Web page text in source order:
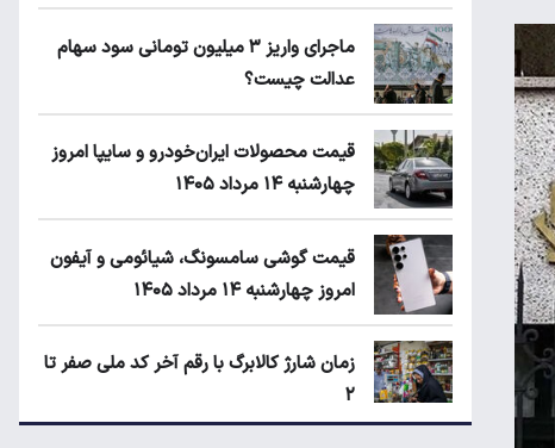
ماجرای واریز ۳ میلیون تومانی سود سهام
عدالت چیست؟
قیمت محصولات ایران‌خودرو و سایپا امروز
چهارشنبه ۱۴ مرداد ۱۴۰۵
قیمت گوشی سامسونگ، شیائومی و آیفون
امروز چهارشنبه ۱۴ مرداد ۱۴۰۵
زمان شارژ کالابرگ با رقم آخر کد ملی صفر تا
۲